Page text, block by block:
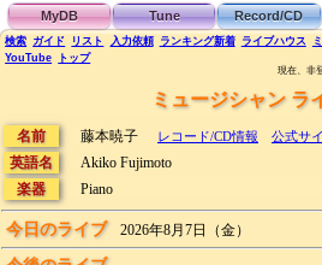
MyDB Tune Record/CD
検索 ガイド リスト 入力依頼 ランキング新着 ライブハウス
YouTube
トップ
現在、非
ミュージシャン ラ
名前 藤本暁子 レコード/CD情報 公式サ
英語名
Akiko Fujimoto
楽器
Piano
今日のライブ 2026年8月7日（金）